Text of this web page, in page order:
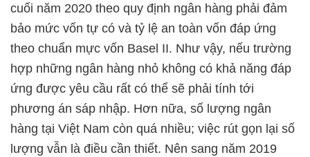
cuối năm 2020 theo quy định ngân hàng phải đảm
bảo mức vốn tự có và tỷ lệ an toàn vốn đáp ứng
theo chuẩn mực vốn Basel II. Như vậy, nếu trường
hợp những ngân hàng nhỏ không có khả năng đáp
ứng được yêu cầu rất có thể sẽ phải tính tới
phương án sáp nhập. Hơn nữa, số lượng ngân
hàng tại Việt Nam còn quá nhiều; việc rút gọn lại số
lượng vẫn là điều cần thiết. Nên sang năm 2019